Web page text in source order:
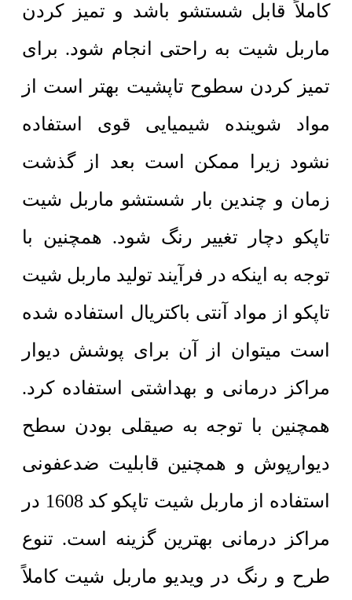
کاملاً قابل شستشو باشد و تمیز کردن
ماربل شیت به راحتی انجام شود. برای
تمیز کردن سطوح تاپشیت بهتر است از
مواد شوینده شیمیایی قوی استفاده
نشود زیرا ممکن است بعد از گذشت
زمان و چندین بار شستشو ماربل شیت
تاپکو دچار تغییر رنگ شود. همچنین با
توجه به اینکه در فرآیند تولید ماربل شیت
تاپکو از مواد آنتی باکتریال استفاده شده
است میتوان از آن برای پوشش دیوار
مراکز درمانی و بهداشتی استفاده کرد.
همچنین با توجه به صیقلی بودن سطح
دیوارپوش و همچنین قابلیت ضدعفونی
استفاده از ماربل شیت تاپکو کد 1608 در
مراکز درمانی بهترین گزینه است. تنوع
طرح و رنگ در ویدیو ماربل شیت کاملاً